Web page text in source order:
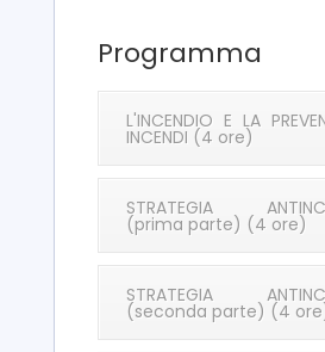
Programma
L'INCENDIO E LA
INCENDI (4 ore)
STRATEGIA
(prima parte) (4 ore)
STRATEGIA
(seconda parte) (4